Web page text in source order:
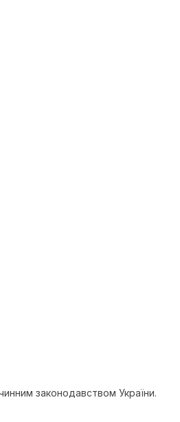
законодавством України.